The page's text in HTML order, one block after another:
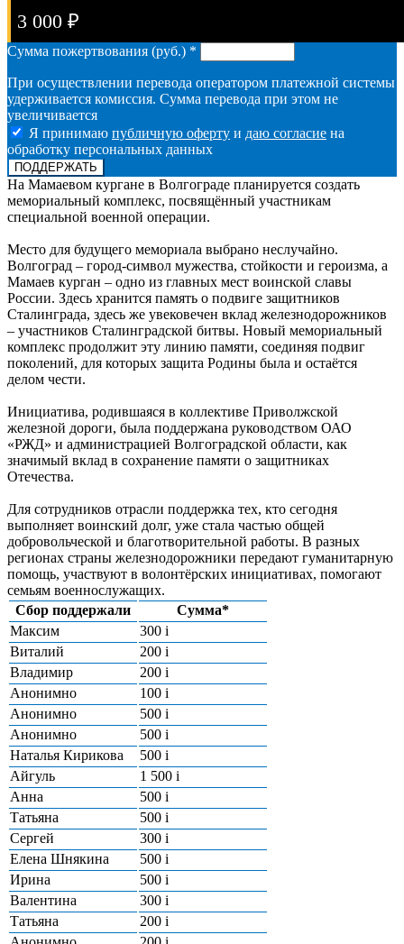
3 000 ₽
Сумма пожертвования (руб.) *
При осуществлении перевода оператором платежной системы
удерживается комиссия. Сумма перевода при этом не
увеличивается
Я принимаю публичную оферту и даю согласие на
обработку персональных данных
На Мамаевом кургане в Волгограде планируется создать
мемориальный комплекс, посвящённый участникам
специальной военной операции.
Место для будущего мемориала выбрано неслучайно.
Волгоград – город-символ мужества, стойкости и героизма, а
Мамаев курган – одно из главных мест воинской славы
России. Здесь хранится память о подвиге защитников
Сталинграда, здесь же увековечен вклад железнодорожников
– участников Сталинградской битвы. Новый мемориальный
комплекс продолжит эту линию памяти, соединяя подвиг
поколений, для которых защита Родины была и остаётся
делом чести.
Инициатива, родившаяся в коллективе Приволжской
железной дороги, была поддержана руководством ОАО
«РЖД» и администрацией Волгоградской области, как
значимый вклад в сохранение памяти о защитниках
Отечества.
Для сотрудников отрасли поддержка тех, кто сегодня
выполняет воинский долг, уже стала частью общей
добровольческой и благотворительной работы. В разных
регионах страны железнодорожники передают гуманитарную
помощь, участвуют в волонтёрских инициативах, помогают
семьям военнослужащих.
Сбор поддержали
Сумма*
Максим
300 i
Виталий
200 i
Владимир
200 i
Анонимно
100 i
Анонимно
500 i
Анонимно
500 i
Наталья Кирикова
500 i
Айгуль
1 500 i
Анна
500 i
Татьяна
500 i
Сергей
300 i
Елена Шнякина
500 i
Ирина
500 i
Валентина
300 i
Татьяна
200 i